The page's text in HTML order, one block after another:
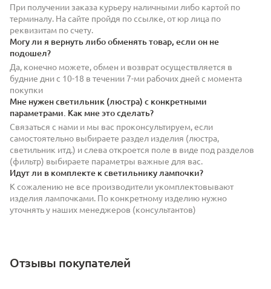
При получении заказа курьеру наличными либо картой по
терминалу. На сайте пройдя по ссылке, от юр лица по
реквизитам по счету.
Могу ли я вернуть либо обменять товар, если он не
подошел?
Да, конечно можете, обмен и возврат осуществляется в
будние дни с 10-18 в течении 7-ми рабочих дней с момента
покупки
Мне нужен светильник (люстра) с конкретными
параметрами. Как мне это сделать?
Связаться с нами и мы вас проконсультируем, если
самостоятельно выбираете раздел изделия (люстра,
светильник итд.) и слева откроется поле в виде под разделов
(фильтр) выбираете параметры важные для вас.
Идут ли в комплекте к светильнику лампочки?
К сожалению не все производители укомплектовывают
изделия лампочками. По конкретному изделию нужно
уточнять у наших менеджеров (консультантов)
Отзывы покупателей